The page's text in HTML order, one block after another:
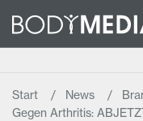
Start News
Gegen Arthritis: